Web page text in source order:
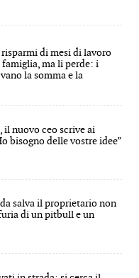
di mesi di lavoro
famiglia, ma li perde: i
la somma e la
il nuovo ceo scrive ai
bisogno delle vostre idee”
salva il proprietario non
di un pitbull e un